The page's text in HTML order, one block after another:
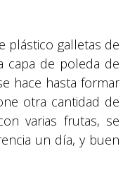
plástico galletas de
capa de poleda de
hace hasta formar
otra cantidad de
varias frutas, se
un día, y buen